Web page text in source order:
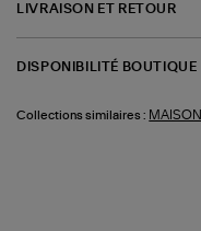
LIVRAISON ET RETOUR
DISPONIBILITÉ BOUTIQUE
Collections similaires : MAISON